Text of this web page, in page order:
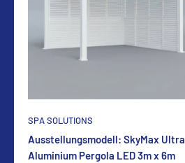
SPA SOLUTIONS
Ausstellungsmodell: SkyMax Ultra
Aluminium Pergola LED 3m x 6m